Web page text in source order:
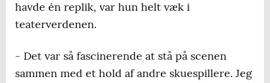
havde én replik, var hun helt væk i
teaterverdenen.
- Det var så fascinerende at stå på scenen
sammen med et hold af andre skuespillere. Jeg